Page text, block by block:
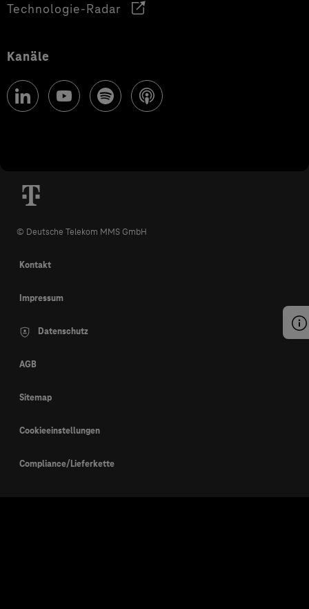
Technologie-Radar
Kanäle
© Deutsche Telekom MMS GmbH
Kontakt
Impressum
Datenschutz
AGB
Sitemap
Cookieeinstellungen
Compliance/Lieferkette